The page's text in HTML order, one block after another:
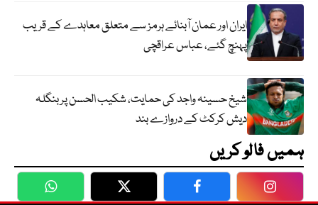
ایران اور عمان آبنائے ہرمز سے متعلق معاہدے کے قریب
پہنچ گئے، عباس عراقچی
شیخ حسینہ واجد کی حمایت، شکیب الحسن پر بنگلہ
دیش کرکٹ کے دروازے بند
ہمیں فالو کریں
WhatsApp Twitter Facebook